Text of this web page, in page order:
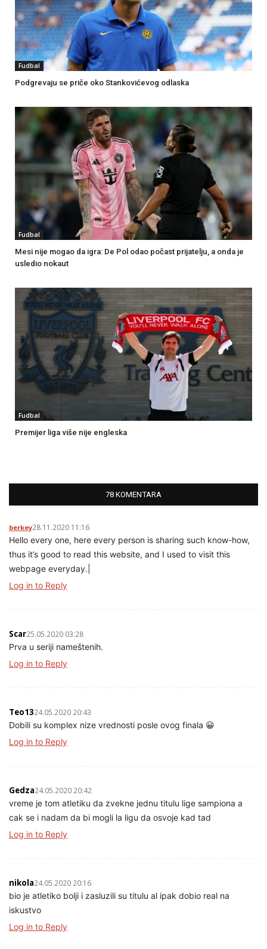
Fudbal
Podgrevaju se priče oko Stankovićevog odlaska
Fudbal
Mesi nije mogao da igra: De Pol odao počast prijatelju, a onda je
usledio nokaut
Fudbal
Premijer liga više nije engleska
78 KOMENTARA
berkey28.11.2020 11:16
Hello every one, here every person is sharing such know-how,
thus it’s good to read this website, and I used to visit this
webpage everyday.|
Log in to Reply
Scar25.05.2020 03:28
Prva u seriji nameštenih.
Log in to Reply
Teo1324.05.2020 20:43
Dobili su komplex nize vrednosti posle ovog finala 😀
Log in to Reply
Gedza24.05.2020 20:42
vreme je tom atletiku da zvekne jednu titulu lige sampiona a
cak se i nadam da bi mogli la ligu da osvoje kad tad
Log in to Reply
nikola24.05.2020 20:16
bio je atletiko bolji i zasluzili su titulu al ipak dobio real na
iskustvo
Log in to Reply